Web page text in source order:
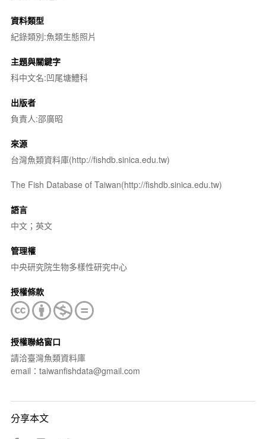
資料類型
紀錄類別:魚類生態照片
主題與關鍵字
科中文名:凹尾塘鱧科
出版者
負責人:邵廣昭
來源
台灣魚類資料庫(http://fishdb.sinica.edu.tw)
The Fish Database of Taiwan(http://fishdb.sinica.edu.tw)
語言
中文；英文
管理權
中央研究院生物多樣性研究中心
授權條款
授權聯絡窗口
請洽臺灣魚類資料庫
email：taiwanfishdata@gmail.com
分享本文